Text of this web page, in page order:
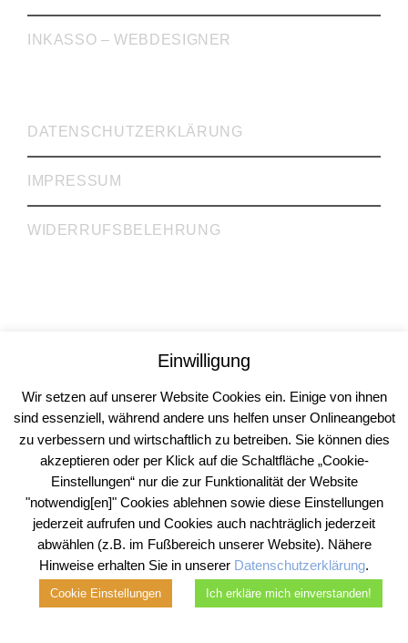
INKASSO – WEBDESIGNER
DATENSCHUTZERKLÄRUNG
IMPRESSUM
WIDERRUFSBELEHRUNG
Rechtsanwälte Dr. Krieg, Gill, Gehrke GbR
Rechtsberatung | Steuerberatung | Inkasso
Köln | Mülheim an der Ruhr
© 2026
Einwilligung
Wir setzen auf unserer Website Cookies ein. Einige von ihnen
sind essenziell, während andere uns helfen unser Onlineangebot
zu verbessern und wirtschaftlich zu betreiben. Sie können dies
akzeptieren oder per Klick auf die Schaltfläche „Cookie-
Einstellungen“ nur die zur Funktionalität der Website
"notwendig[en]" Cookies ablehnen sowie diese Einstellungen
jederzeit aufrufen und Cookies auch nachträglich jederzeit
abwählen (z.B. im Fußbereich unserer Website). Nähere
Hinweise erhalten Sie in unserer Datenschutzerklärung
Cookie Einstellungen Ich erkläre mich einverstanden!